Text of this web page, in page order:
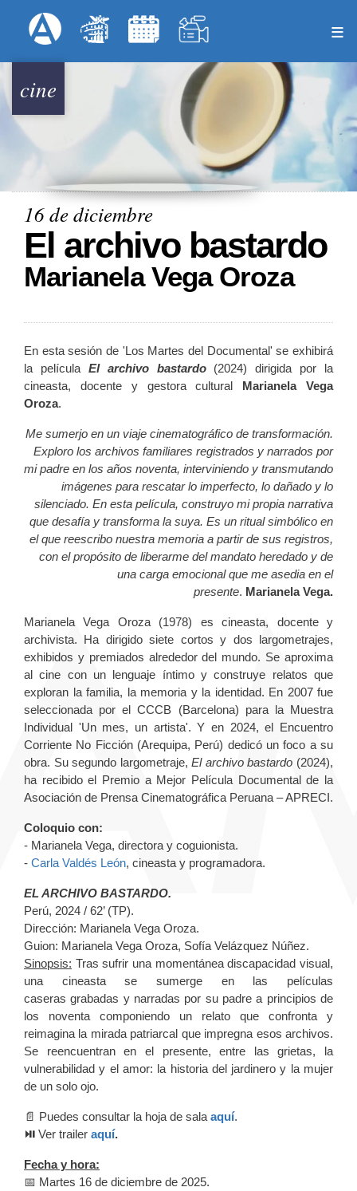
al
principal
Menú Superior
cine
16 de diciembre
El archivo bastardo
Marianela Vega Oroza
En esta sesión de 'Los Martes del Documental' se exhibirá
la película El archivo bastardo
(2024) dirigida por la
cineasta, docente y gestora cultural Marianela Vega
Oroza.
Me sumerjo en un viaje cinematográfico de transformación.
Exploro los archivos familiares registrados y narrados por
mi padre en los años noventa, interviniendo y transmutando
imágenes para rescatar lo imperfecto, lo dañado y lo
silenciado. En esta película, construyo mi propia narrativa
que desafía y transforma la suya. Es un ritual simbólico en
el que reescribo nuestra memoria a partir de sus registros,
con el propósito de liberarme del mandato heredado y de
una carga emocional que me asedia en el
presente. Marianela Vega.
Marianela Vega Oroza (1978) es cineasta, docente y
archivista. Ha dirigido siete cortos y dos largometrajes,
exhibidos y premiados alrededor del mundo. Se aproxima
al cine con un lenguaje íntimo y construye relatos que
exploran la familia, la memoria y la identidad. En 2007 fue
seleccionada por el CCCB (Barcelona) para la Muestra
Individual 'Un mes, un artista'. Y en 2024, el Encuentro
Corriente No Ficción (Arequipa, Perú) dedicó un foco a su
obra. Su segundo largometraje,El archivo bastardo (2024),
ha recibido el Premio a Mejor Película Documental de la
Asociación de Prensa Cinematográfica Peruana – APRECI.
Coloquio con:
- Marianela Vega, directora y coguionista.
- Carla Valdés León, cineasta y programadora.
EL ARCHIVO BASTARDO.
Perú, 2024 / 62’ (TP).
Dirección: Marianela Vega Oroza.
Guion: Marianela Vega Oroza, Sofía Velázquez Núñez.
Sinopsis: Tras sufrir una momentánea discapacidad visual,
una cineasta se sumerge en las películas
caseras grabadas y narradas por su padre a principios de
los noventa componiendo un relato que confronta y
reimagina la mirada patriarcal que impregna esos archivos.
Se reencuentran en el presente, entre las grietas, la
vulnerabilidad y el amor: la historia del jardinero y la mujer
de un solo ojo.
📄 Puedes consultar la hoja de sala aquí.
⏯️ Ver trailer aquí.
Fecha y hora:
📅 Martes 16 de diciembre de 2025.